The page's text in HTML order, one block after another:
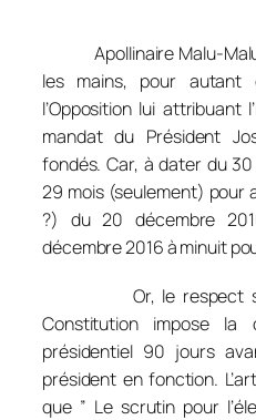
Apollinaire Malu-Malu
les mains, pour autant
l’Opposition lui attribuant
mandat du Président
fondés. Car, à dater du
29 mois (seulement) pour
?) du 20 décembre
décembre 2016 à minuit
Or, le respect
Constitution impose la
présidentiel 90 jours
président en fonction.
que ” Le scrutin pour